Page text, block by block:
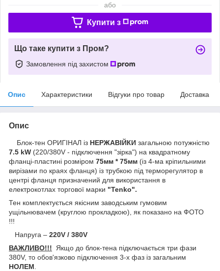
або
Купити з
Що таке купити з Пром?
Замовлення під захистом
Опис Характеристики Відгуки про товар Доставка
Опис
Блок-тен ОРИГІНАЛ із НЕРЖАВІЙКИ загальною потужністю
7.5 kW (220/380V - підключення "зірка") на квадратному
фланці-пластині розміром 75мм * 75мм (із 4-ма кріпильними
вирізами по краях фланця) із трубкою під терморегулятор в
центрі фланця призначений для використання в
електрокотлах торгової марки "Tenko".
Тен комплектується якісним заводським гумовим
ущільнювачем (круглою прокладкою), як показано на ФОТО
!!!
Напруга – 220V / 380V
ВАЖЛИВО!!! Якщо до блок-тена підключається три фази
380V, то обов'язково підключення 3-х фаз із загальним
НОЛЕМ